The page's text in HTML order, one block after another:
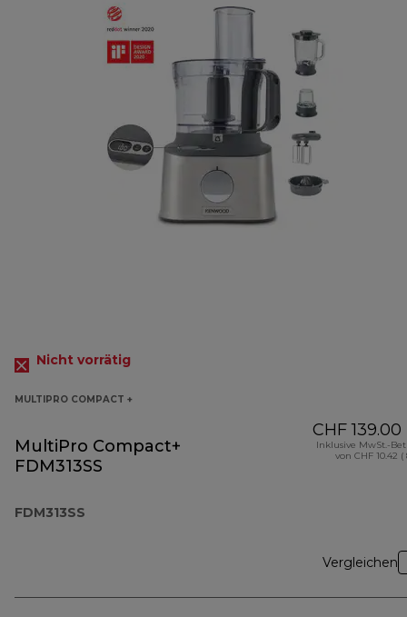
Nicht vorrätig
MULTIPRO COMPACT +
MultiPro Compact+
FDM313SS
FDM313SS
CHF 139.00
Inklusive MwSt.-
von CHF 10.42 (
Vergleichen